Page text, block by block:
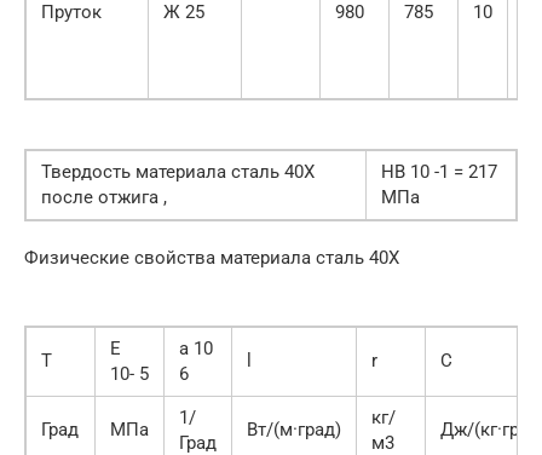
Пруток Ж 25 980 785 10
Твердость материала сталь 40Х
после отжига ,
HB 10 -1 = 217
МПа
Физические свойства материала сталь 40Х
T
E
10- 5
a 10
6
r C
Град МПа
1/
Град
Вт/(м·град)
кг/
м3
Дж/